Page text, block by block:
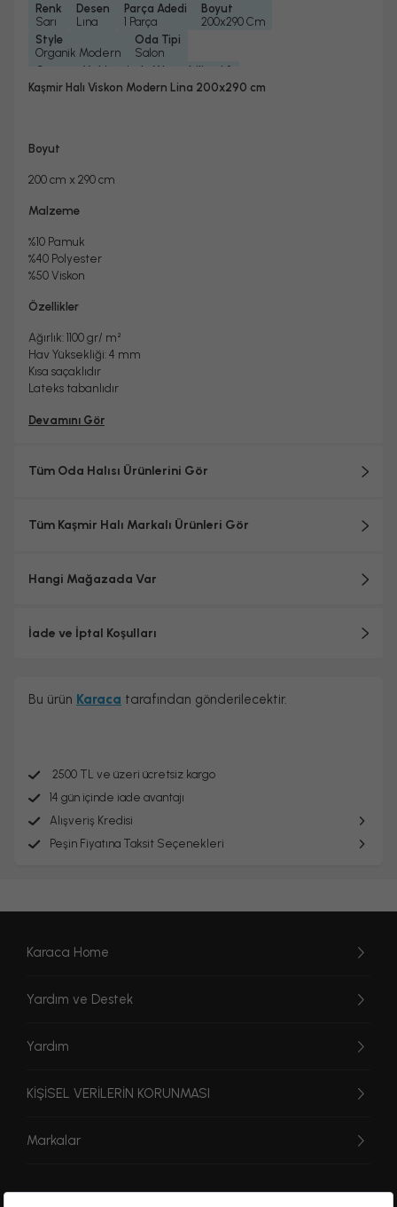
Renk
Sarı
Desen
Lına
Parça Adedi
1 Parça
Boyut
200x290 Cm
Style
Organik Modern
Oda Tipi
Salon
Çamaşır Makinesinde Yıkanabilir mi ?
Hayır
5, 8
Kaşmir Halı Viskon Modern Lina 200x290 cm
Boyut
200 cm x 290 cm
Malzeme
%10 Pamuk
%40 Polyester
%50 Viskon
Özellikler
Ağırlık: 1100 gr/ m²
Hav Yüksekliği: 4 mm
Kısa saçaklıdır
Lateks tabanlıdır
Devamını Gör
Tüm Oda Halısı Ürünlerini Gör
Tüm Kaşmir Halı Markalı Ürünleri Gör
Hangi Mağazada Var
İade ve İptal Koşulları
Bu ürün Karaca tarafından gönderilecektir.
2500 TL ve üzeri ücretsiz kargo
14 gün içinde iade avantajı
Alışveriş Kredisi
Peşin Fiyatına Taksit Seçenekleri
Karaca Home
Yardım ve Destek
Yardım
KİŞİSEL VERİLERİN KORUNMASI
Markalar